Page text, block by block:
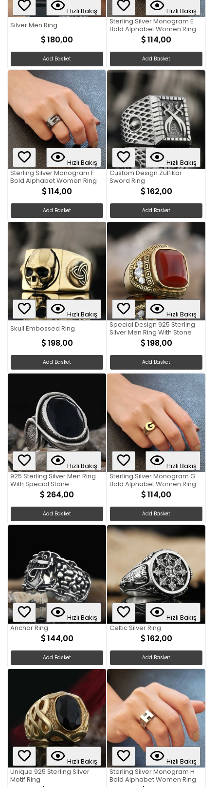
Hızlı Bakış
Silver Men Ring
180,00
Add Basket
Hızlı Bakış
Sterling Silver Monogram E
Bold Alphabet Women Ring
114,00
Add Basket
Hızlı Bakış
Sterling Silver Monogram F
Bold Alphabet Women Ring
114,00
Add Basket
Hızlı Bakış
Custom Design Zulfikar
Sword Ring
162,00
Add Basket
Hızlı Bakış
Skull Embossed Ring
198,00
Add Basket
Hızlı Bakış
Special Design 925 Sterling
Silver Men Ring With Stone
198,00
Add Basket
Hızlı Bakış
925 Sterling Silver Men Ring
With Special Stone
264,00
Add Basket
Hızlı Bakış
Sterling Silver Monogram G
Bold Alphabet Women Ring
114,00
Add Basket
Hızlı Bakış
Anchor Ring
144,00
Add Basket
Hızlı Bakış
Celtic Silver Ring
162,00
Add Basket
Hızlı Bakış
Unique 925 Sterling Silver
Motif Ring
Hızlı Bakış
Sterling Silver Monogram H
Bold Alphabet Women Ring